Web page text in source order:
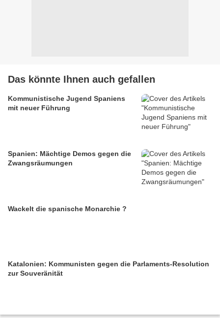
Das könnte Ihnen auch gefallen
Kommunistische Jugend Spaniens
mit neuer Führung
Spanien: Mächtige Demos gegen die
Zwangsräumungen
Wackelt die spanische Monarchie ?
Katalonien: Kommunisten gegen die Parlaments-Resolution
zur Souveränität